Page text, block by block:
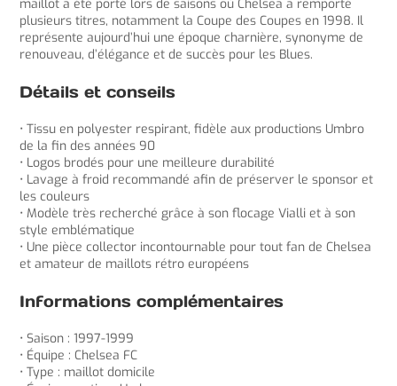
maillot a été porté lors de saisons où Chelsea a remporté
plusieurs titres, notamment la Coupe des Coupes en 1998. Il
représente aujourd’hui une époque charnière, synonyme de
renouveau, d’élégance et de succès pour les Blues.
Détails et conseils
• Tissu en polyester respirant, fidèle aux productions Umbro
de la fin des années 90
• Logos brodés pour une meilleure durabilité
• Lavage à froid recommandé afin de préserver le sponsor et
les couleurs
• Modèle très recherché grâce à son flocage Vialli et à son
style emblématique
• Une pièce collector incontournable pour tout fan de Chelsea
et amateur de maillots rétro européens
Informations complémentaires
• Saison : 1997-1999
• Équipe : Chelsea FC
• Type : maillot domicile